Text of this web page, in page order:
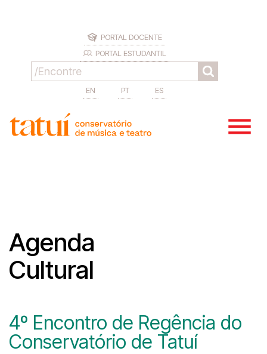
PORTAL DOCENTE
PORTAL ESTUDANTIL
EN PT ES
Agenda
Cultural
4º Encontro de Regência do
Conservatório de Tatuí